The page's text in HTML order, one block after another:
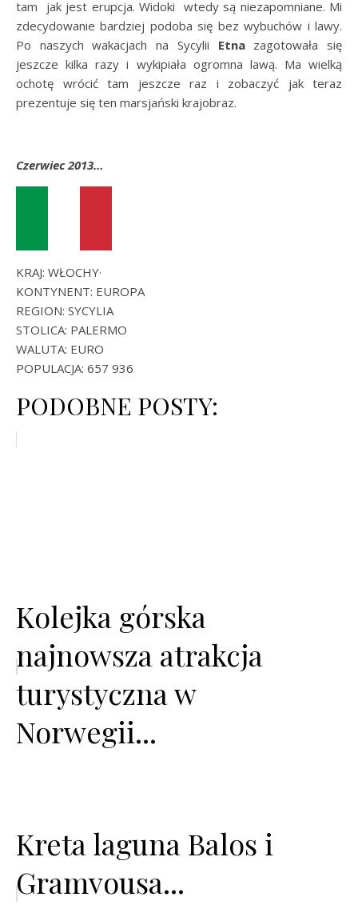
tam jak jest erupcja. Widoki wtedy są niezapomniane. Mi
zdecydowanie bardziej podoba się bez wybuchów i lawy.
Po naszych wakacjach na Sycylii Etna zagotowała się
jeszcze kilka razy i wykipiała ogromna lawą. Ma wielką
ochotę wrócić tam jeszcze raz i zobaczyć jak teraz
prezentuje się ten marsjański krajobraz.
Czerwiec 2013…
KRAJ: WŁOCHY·
KONTYNENT: EUROPA
REGION: SYCYLIA
STOLICA: PALERMO
WALUTA: EURO
POPULACJA: 657 936
PODOBNE POSTY:
Kolejka górska
najnowsza atrakcja
turystyczna w
Norwegii...
Kreta laguna Balos i
Gramvousa...